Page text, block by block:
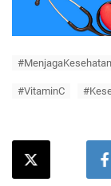
#MenjagaKesehatan
#VitaminC